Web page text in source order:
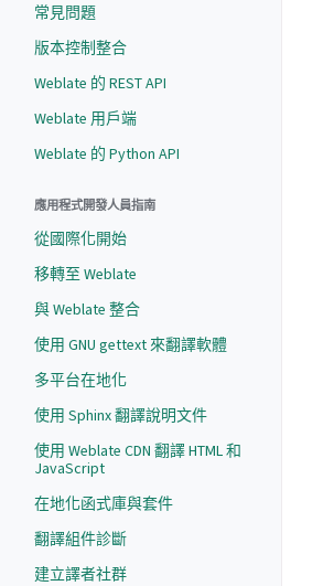
常見問題
版本控制整合
Weblate 的 REST API
Weblate 用戶端
Weblate 的 Python API
應用程式開發人員指南
從國際化開始
移轉至 Weblate
與 Weblate 整合
使用 GNU gettext 來翻譯軟體
多平台在地化
使用 Sphinx 翻譯說明文件
使用 Weblate CDN 翻譯 HTML 和
JavaScript
在地化函式庫與套件
翻譯組件診斷
建立譯者社群